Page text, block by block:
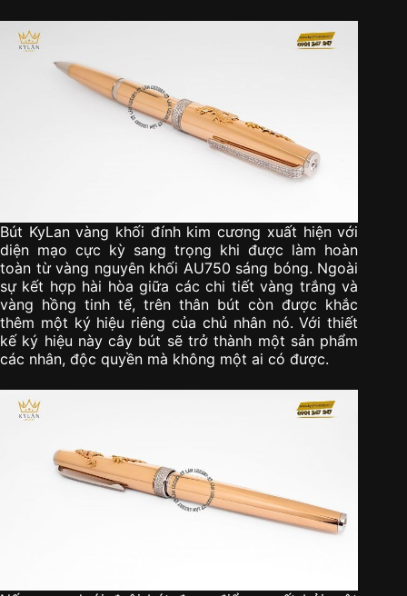
Bút KyLan vàng khối đính kim cương xuất hiện với
diện mạo cực kỳ sang trọng khi được làm hoàn
toàn từ vàng nguyên khối AU750 sáng bóng. Ngoài
sự kết hợp hài hòa giữa các chi tiết vàng trắng và
vàng hồng tinh tế, trên thân bút còn được khắc
thêm một ký hiệu riêng của chủ nhân nó. Với thiết
kế ký hiệu này cây bút sẽ trở thành một sản phẩm
các nhân, độc quyền mà không một ai có được.